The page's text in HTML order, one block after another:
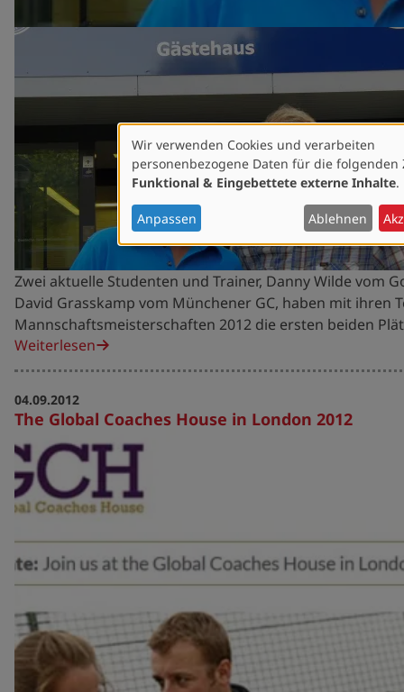
Zwei aktuelle Studenten und Trainer, Danny Wilde vom
David Grasskamp vom Münchener GC, haben mit ihren
Mannschaftsmeisterschaften 2012 die ersten beiden
Weiterlesen
The Global Coaches House in London 2012
04.09.2012
Verwendung
von
personenbezogenen
Daten
und
Cookies
Wir verwenden Cookies und verarbeiten
personenbezogene Daten für die folgenden
Funktional & Eingebettete externe Inhalte.
Anpassen Ablehnen